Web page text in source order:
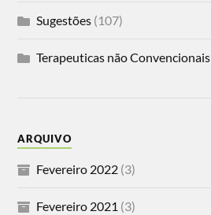
Sugestões (107)
Terapeuticas não Convencionais
ARQUIVO
Fevereiro 2022 (3)
Fevereiro 2021 (3)